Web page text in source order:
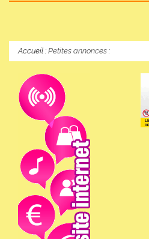
Accueil : Petites annonces :